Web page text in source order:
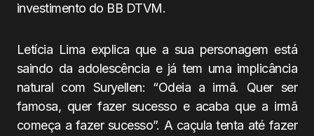
investimento do BB DTVM.
Letícia Lima explica que a sua personagem está
saindo da adolescência e já tem uma implicância
natural com Suryellen: “Odeia a irmã. Quer ser
famosa, quer fazer sucesso e acaba que a irmã
começa a fazer sucesso”. A caçula tenta até fazer